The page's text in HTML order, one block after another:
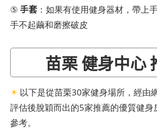
⑤ 手套 ：如果有使用健身器材，帶上
手不起繭和磨擦破皮
苗栗 健身中心
☀ 以下是從苗栗30家健身場所，經由
評估後脫穎而出的5家推薦的優質健身
參考。